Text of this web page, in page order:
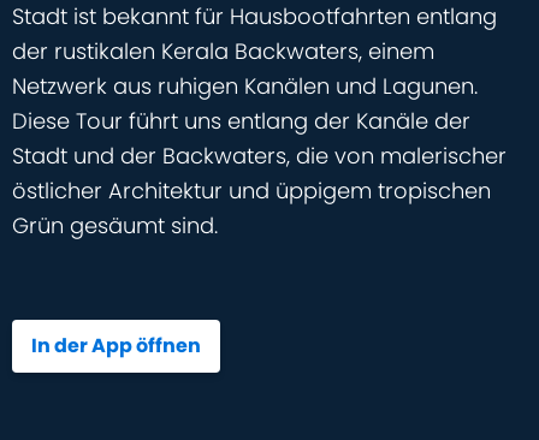
Stadt ist bekannt für Hausbootfahrten entlang
der rustikalen Kerala Backwaters, einem
Netzwerk aus ruhigen Kanälen und Lagunen.
Diese Tour führt uns entlang der Kanäle der
Stadt und der Backwaters, die von malerischer
östlicher Architektur und üppigem tropischen
Grün gesäumt sind.
In der App öffnen